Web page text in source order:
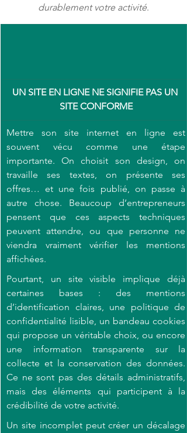
durablement votre activité.
UN SITE EN LIGNE NE SIGNIFIE PAS UN
SITE CONFORME
Mettre son site internet en ligne est
souvent vécu comme une étape
importante. On choisit son design, on
travaille ses textes, on présente ses
offres… et une fois publié, on passe à
autre chose. Beaucoup d’entrepreneurs
pensent que ces aspects techniques
peuvent attendre, ou que personne ne
viendra vraiment vérifier les mentions
affichées.
Pourtant, un site visible implique déjà
certaines bases : des mentions
d’identification claires, une politique de
confidentialité lisible, un bandeau cookies
qui propose un véritable choix, ou encore
une information transparente sur la
collecte et la conservation des données.
Ce ne sont pas des détails administratifs,
mais des éléments qui participent à la
crédibilité de votre activité.
Un site incomplet peut créer un décalage